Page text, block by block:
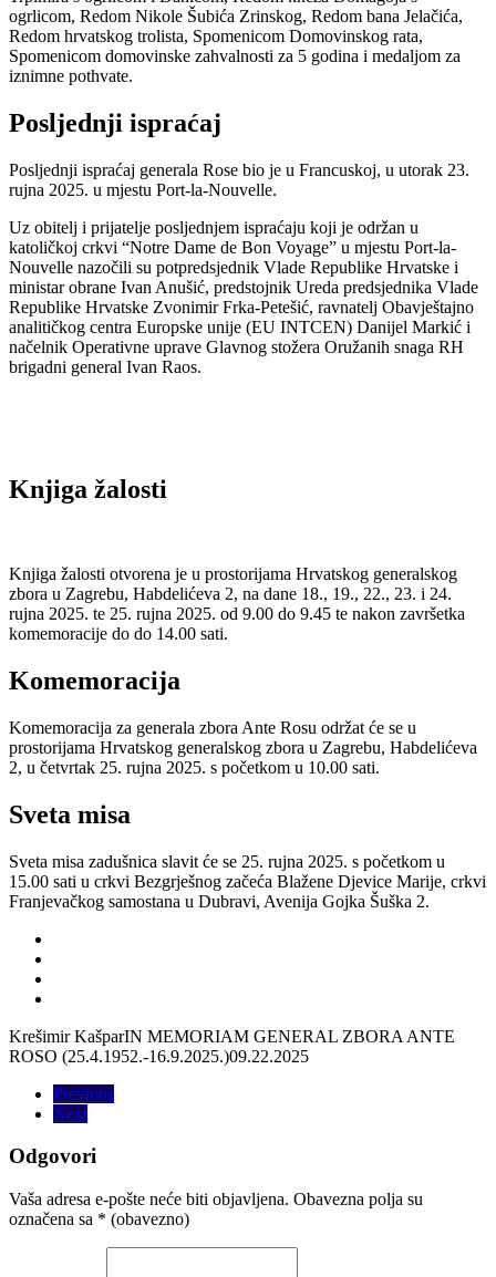
ogrlicom, Redom Nikole Šubića Zrinskog, Redom bana Jelačića,
Redom hrvatskog trolista, Spomenicom Domovinskog rata,
Spomenicom domovinske zahvalnosti za 5 godina i medaljom za
iznimne pothvate.
Posljednji ispraćaj
Posljednji ispraćaj generala Rose bio je u Francuskoj, u utorak 23.
rujna 2025. u mjestu Port-la-Nouvelle.
Uz obitelj i prijatelje posljednjem ispraćaju koji je održan u
katoličkoj crkvi “Notre Dame de Bon Voyage” u mjestu Port-la-
Nouvelle nazočili su potpredsjednik Vlade Republike Hrvatske i
ministar obrane Ivan Anušić, predstojnik Ureda predsjednika Vlade
Republike Hrvatske Zvonimir Frka-Petešić, ravnatelj Obavještajno
analitičkog centra Europske unije (EU INTCEN) Danijel Markić i
načelnik Operativne uprave Glavnog stožera Oružanih snaga RH
brigadni general Ivan Raos.
Knjiga žalosti
Knjiga žalosti otvorena je u prostorijama Hrvatskog generalskog
zbora u Zagrebu, Habdelićeva 2, na dane 18., 19., 22., 23. i 24.
rujna 2025. te 25. rujna 2025. od 9.00 do 9.45 te nakon završetka
komemoracije do do 14.00 sati.
Komemoracija
Komemoracija za generala zbora Ante Rosu održat će se u
prostorijama Hrvatskog generalskog zbora u Zagrebu, Habdelićeva
2, u četvrtak 25. rujna 2025. s početkom u 10.00 sati.
Sveta misa
Sveta misa zadušnica slavit će se 25. rujna 2025. s početkom u
15.00 sati u crkvi Bezgrješnog začeća Blažene Djevice Marije, crkvi
Franjevačkog samostana u Dubravi, Avenija Gojka Šuška 2.
Krešimir KašparIN MEMORIAM GENERAL ZBORA ANTE
ROSO (25.4.1952.-16.9.2025.)09.22.2025
Previous
Next
Odgovori
Vaša adresa e-pošte neće biti objavljena. Obavezna polja su
označena sa * (obavezno)